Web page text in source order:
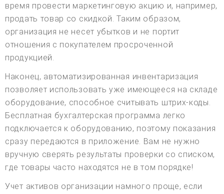
время провести маркетинговую акцию и, например,
продать товар со скидкой. Таким образом,
организация не несет убытков и не портит
отношения с покупателем просроченной
продукцией.
Наконец, автоматизированная инвентаризация
позволяет использовать уже имеющееся на складе
оборудование, способное считывать штрих-коды.
Бесплатная бухгалтерская программа легко
подключается к оборудованию, поэтому показания
сразу передаются в приложение. Вам не нужно
вручную сверять результаты проверки со списком,
где товары часто находятся не в том порядке!
Учет активов организации намного проще, если